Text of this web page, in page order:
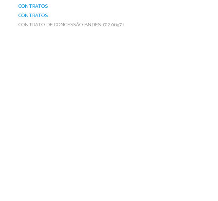
CONTRATOS
CONTRATOS
CONTRATO DE CONCESSÃO BNDES 17.2.0697.1